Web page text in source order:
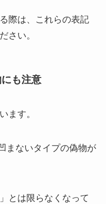
際は、これらの表記
さい。
も注意
ます。
まないタイプの偽物が
とは限らなくなって